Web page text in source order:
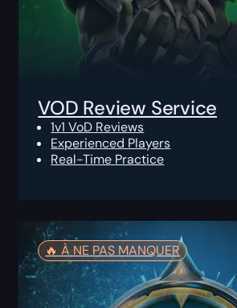
VOD Review Service
1v1 VoD Reviews
Experienced Players
Real-Time Practice
🔥️ À NE PAS MANQUER